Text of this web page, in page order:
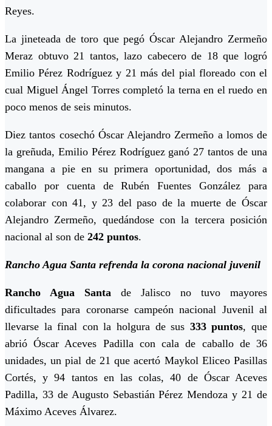
Reyes.
La jineteada de toro que pegó Óscar Alejandro Zermeño
Meraz obtuvo 21 tantos, lazo cabecero de 18 que logró
Emilio Pérez Rodríguez y 21 más del pial floreado con el
cual Miguel Ángel Torres completó la terna en el ruedo en
poco menos de seis minutos.
Diez tantos cosechó Óscar Alejandro Zermeño a lomos de
la greñuda, Emilio Pérez Rodríguez ganó 27 tantos de una
mangana a pie en su primera oportunidad, dos más a
caballo por cuenta de Rubén Fuentes González para
colaborar con 41, y 23 del paso de la muerte de Óscar
Alejandro Zermeño, quedándose con la tercera posición
nacional al son de 242 puntos.
Rancho Agua Santa refrenda la corona nacional juvenil
Rancho Agua Santa de Jalisco no tuvo mayores
dificultades para coronarse campeón nacional Juvenil al
llevarse la final con la holgura de sus 333 puntos, que
abrió Óscar Aceves Padilla con cala de caballo de 36
unidades, un pial de 21 que acertó Maykol Eliceo Pasillas
Cortés, y 94 tantos en las colas, 40 de Óscar Aceves
Padilla, 33 de Augusto Sebastián Pérez Mendoza y 21 de
Máximo Aceves Álvarez.